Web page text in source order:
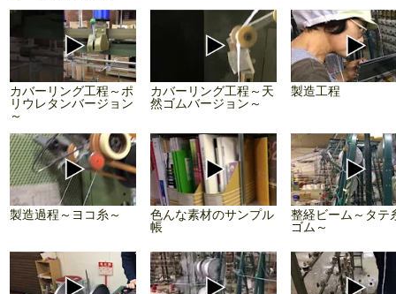
カバーリング工程～ポ
リウレタンバージョン
～
カバーリング工程～天
然ゴムバージョン～
製造工程
製造過程～ヨコ糸～
色んな素材のサンプル
帳
整経ビーム～タテ
ゴム～